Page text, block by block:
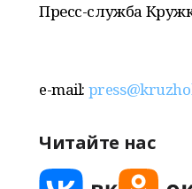
Пресс-служба
e-mail:
Читайте нас